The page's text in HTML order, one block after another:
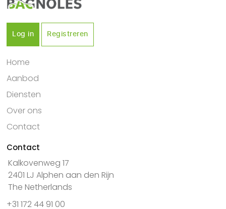
Log in Registreren
Home
Aanbod
Diensten
Over ons
Contact
Contact
Kalkovenweg 17
2401 LJ Alphen aan den Rijn
The Netherlands
+31 172 44 91 00